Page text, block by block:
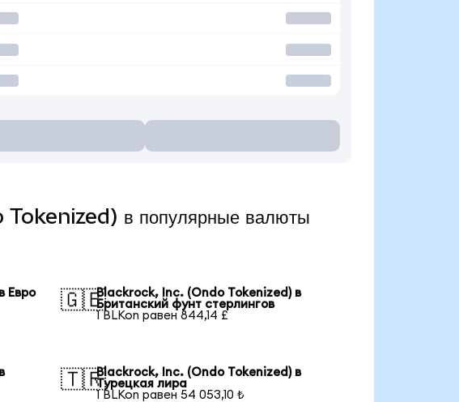
Tokenized) в популярные валюты
Евро
🇬🇧Blackrock, Inc. (Ondo Tokenized) в
Британский фунт стерлингов
1 BLKon равен 844,14 £
🇹🇷Blackrock, Inc. (Ondo Tokenized) в
Турецкая лира
1 BLKon равен 54 053,10 ₺